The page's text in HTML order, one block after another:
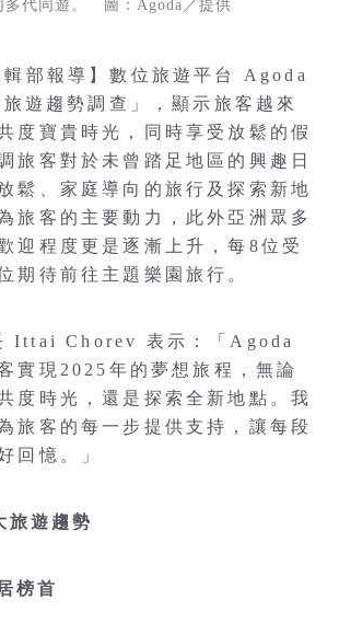
多代同遊。 圖：Agoda／提供
輯部報導】數位旅遊平台 Agoda
遊趨勢調查」，顯示旅客越來
度寶貴時光，同時享受放鬆的假
旅客對於未曾踏足地區的興趣日
鬆、家庭導向的旅行及探索新地
旅客的主要動力，此外亞洲眾多
迎程度更是逐漸上升，每8位受
期待前往主題樂園旅行。
Ittai Chorev 表示：「Agoda
實現2025年的夢想旅程，無論
度時光，還是探索全新地點。我
旅客的每一步提供支持，讓每段
回憶。」
遊趨勢
榜首